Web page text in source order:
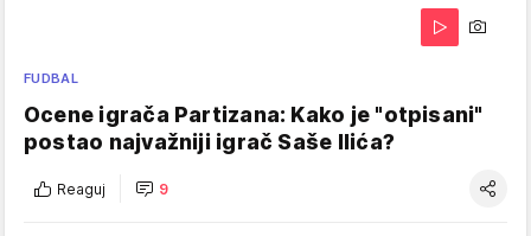
FUDBAL
Ocene igrača Partizana: Kako je "otpisani"
postao najvažniji igrač Saše Ilića?
Reaguj 9